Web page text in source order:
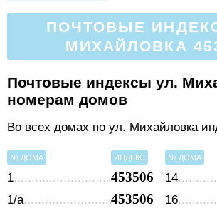
ПОЧТОВЫЕ
МИХАЙЛОВКА
Почтовые индексы ул.
номерам домов
Во всех домах по ул. Михайловка
№ ДОМА ИНДЕКС
1 453506
1/а 453506
№ ДОМА
14
16